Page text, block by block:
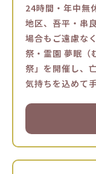
24時間・年中無
地区、吾平・串
場合もご遠慮な
祭・霊園 夢眠（
祭」を開催し、
気持ちを込めて